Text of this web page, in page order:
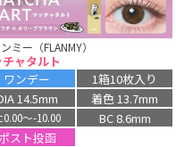
ミー（FLANMY）
ャタルト
ワンデー
1箱10枚入り
14.5mm
着色 13.7mm
〜-10.00
BC 8.6mm
ポスト投函